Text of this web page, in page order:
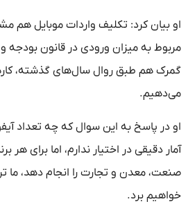
او بیان کرد: تکلیف واردات موبایل
مربوط به میزان ورودی در قانون
گمرک هم طبق روال سال‌های گذشته،
می‌دهیم.
او در پاسخ به این سوال که چه تعداد
آمار دقیقی در اختیار ندارم، اما برای
صنعت، معدن و تجارت را انجام دهد،
خواهیم برد.